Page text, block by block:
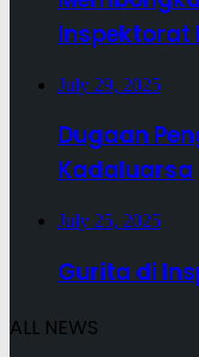
Inspektorat
July 29, 2025
Dugaan
Kadaluarsa
July 25, 2025
Gurita di
ALL NEWS